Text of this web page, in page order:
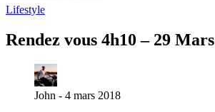
Lifestyle
Rendez vous 4h10 – 29 Mars
John - 4 mars 2018